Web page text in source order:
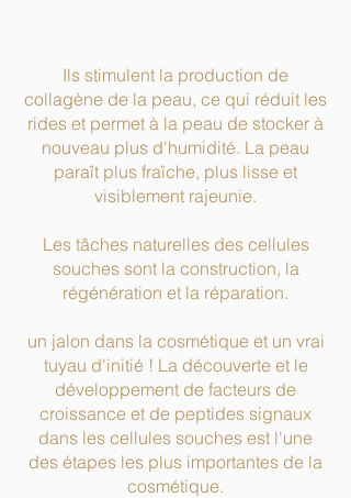
Ils stimulent la production de
collagène de la peau, ce qui réduit les
rides et permet à la peau de stocker à
nouveau plus d'humidité. La peau
paraît plus fraîche, plus lisse et
visiblement rajeunie.
Les tâches naturelles des cellules
souches sont la construction, la
régénération et la réparation.
un jalon dans la cosmétique et un vrai
tuyau d'initié ! La découverte et le
développement de facteurs de
croissance et de peptides signaux
dans les cellules souches est l'une
des étapes les plus importantes de la
cosmétique.